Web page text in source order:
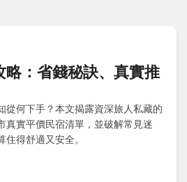
略：省錢秘訣、真實推
從何下手？本文揭露資深旅人私藏的
真實平價民宿清單，並破解常見迷
得舒適又安全。